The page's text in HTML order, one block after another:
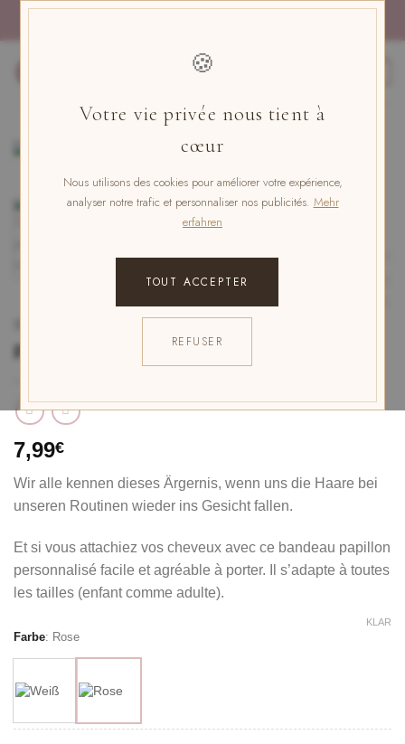
🍪
Votre vie privée nous tient à
cœur
Nous utilisons des cookies pour améliorer votre expérience,
analyser notre trafic et personnaliser nos publicités. Mehr
erfahren
TOUT ACCEPTER
REFUSER
Personalisiertes Schmetterlingsband
7,99€
Wir alle kennen dieses Ärgernis, wenn uns die Haare bei
unseren Routinen wieder ins Gesicht fallen.
Et si vous attachiez vos cheveux avec ce bandeau papillon
personnalisé facile et agréable à porter. Il s’adapte à toutes
les tailles (enfant comme adulte).
Farbe: Rose
KLAR